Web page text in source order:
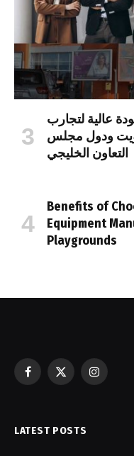
عالية لتجارب
ودول مجلس
التعاون الخليجي
Benefits of
Equipment
Playgrounds
Facebook
X
Instagram
LATEST POSTS